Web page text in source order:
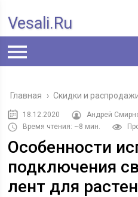
Vesali.ru
Главная › Скидки и
18.12.2020
Андрей
Время чтения: ~8 мин.
Особенности
подключения
лент для